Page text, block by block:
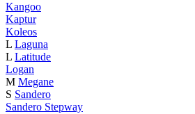
Kangoo
Kaptur
Koleos
L Laguna
L Latitude
Logan
M Megane
S Sandero
Sandero Stepway